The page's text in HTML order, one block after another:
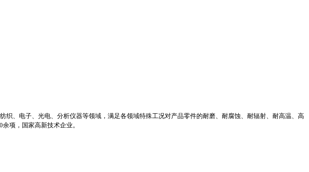
、电子、光电、分析仪器等领域，满足各领域特殊工况对产品零件的耐磨、耐腐蚀、耐辐射、耐高温、高
项，国家高新技术企业。